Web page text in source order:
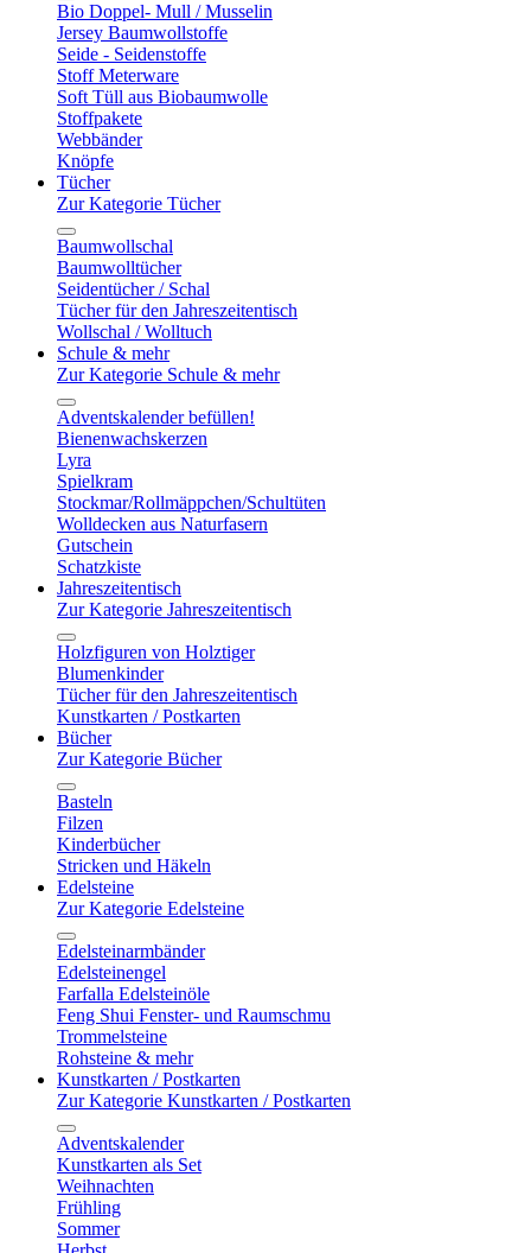
Bio Doppel- Mull / Musselin
Jersey Baumwollstoffe
Seide - Seidenstoffe
Stoff Meterware
Soft Tüll aus Biobaumwolle
Stoffpakete
Webbänder
Knöpfe
Tücher
Zur Kategorie Tücher
Baumwollschal
Baumwolltücher
Seidentücher / Schal
Tücher für den Jahreszeitentisch
Wollschal / Wolltuch
Schule & mehr
Zur Kategorie Schule & mehr
Adventskalender befüllen!
Bienenwachskerzen
Lyra
Spielkram
Stockmar/Rollmäppchen/Schultüten
Wolldecken aus Naturfasern
Gutschein
Schatzkiste
Jahreszeitentisch
Zur Kategorie Jahreszeitentisch
Holzfiguren von Holztiger
Blumenkinder
Tücher für den Jahreszeitentisch
Kunstkarten / Postkarten
Bücher
Zur Kategorie Bücher
Basteln
Filzen
Kinderbücher
Stricken und Häkeln
Edelsteine
Zur Kategorie Edelsteine
Edelsteinarmbänder
Edelsteinengel
Farfalla Edelsteinöle
Feng Shui Fenster- und Raumschmu
Trommelsteine
Rohsteine & mehr
Kunstkarten / Postkarten
Zur Kategorie Kunstkarten / Postkarten
Adventskalender
Kunstkarten als Set
Weihnachten
Frühling
Sommer